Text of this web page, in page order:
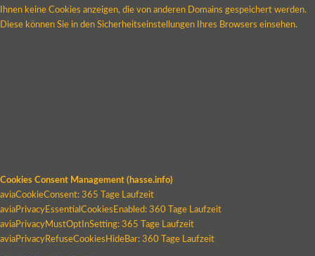
Ihnen keine Cookies anzeigen, die von anderen Domains gespeichert werden.
Diese können Sie in den Sicherheitseinstellungen Ihres Browsers einsehen.
Cookies Consent Management (hasse.info)
aviaCookieConsent: 365 Tage Laufzeit
aviaPrivacyEssentialCookiesEnabled: 360 Tage Laufzeit
aviaPrivacyMustOptInSetting: 365 Tage Laufzeit
aviaPrivacyRefuseCookiesHideBar: 360 Tage Laufzeit